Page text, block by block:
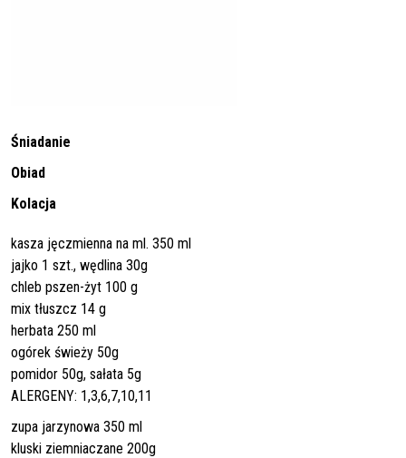
Śniadanie
Obiad
Kolacja
kasza jęczmienna na ml. 350 ml
jajko 1 szt., wędlina 30g
chleb pszen-żyt 100 g
mix tłuszcz 14 g
herbata 250 ml
ogórek świeży 50g
pomidor 50g, sałata 5g
ALERGENY: 1,3,6,7,10,11
zupa jarzynowa 350 ml
kluski ziemniaczane 200g